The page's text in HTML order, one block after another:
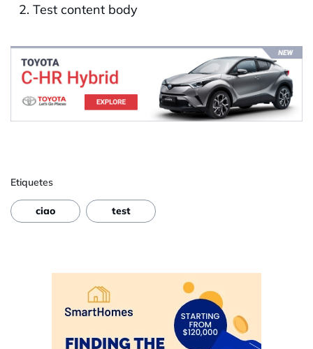
Test content body
Etiquetes
ciao test